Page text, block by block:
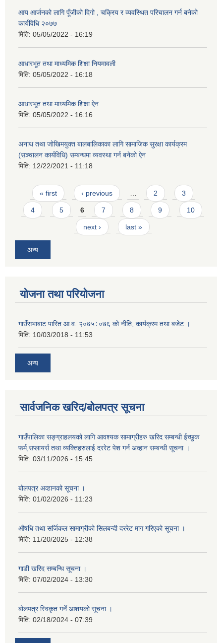
आय आर्जनको लागि पूँजीको दिगो , चक्रिय र व्यवस्थित परिचालन गर्न बनेको
कार्यविधि २०७७
मिति: 05/05/2022 - 16:19
आधारभूत तथा माध्यमिक शिक्षा नियमावली
मिति: 05/05/2022 - 16:18
आधारभूत तथा माध्यमिक शिक्षा ऐन
मिति: 05/05/2022 - 16:16
अनाथ तथा जोखिमयुक्त बालबालिकाका लागि सामाजिक सुरक्षा कार्यक्रम
(सञ्चालन कार्यविधि) सम्बन्धमा व्यवस्था गर्न बनेको ऐन
मिति: 12/22/2021 - 11:18
Pages
« first ‹ previous 2 3
4 5 6 7 8 9 10
next › last »
अन्य
योजना तथा परियोजना
गाउँसभाबाट पारित आ.व. २०७५÷०७६ को नीति, कार्यक्रम तथा बजेट ।
मिति: 10/03/2018 - 11:53
अन्य
सार्वजनिक खरिद/बोलपत्र सूचना
गाउँपालिका सङ्ग्राहलयको लागि आवश्यक सामाग्रीहरु खरिद सम्बन्धी ईच्छुक
फर्म,सप्लायर्स तथा व्यक्तिहरुलाई दररेट पेश गर्न अव्हान सम्बन्धी सूचना ।
मिति: 03/11/2026 - 15:45
बोलपत्र अव्हानको सूचना ।
मिति: 01/02/2026 - 11:23
औषधि तथा सर्जिकल सामाग्रीको सिलबन्दी दररेट माग गरिएको सूचना ।
मिति: 11/20/2025 - 12:38
गाडी खरिद सम्बन्धि सूचना ।
मिति: 07/02/2024 - 13:30
बोलपत्र स्विकृत गर्ने आशयको सूचना ।
मिति: 02/18/2024 - 07:39